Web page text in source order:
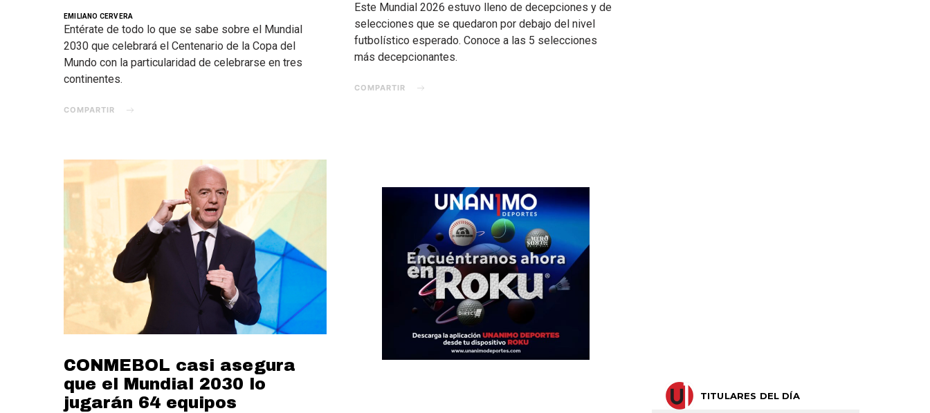
EMILIANO CERVERA
Entérate de todo lo que se sabe sobre el Mundial
2030 que celebrará el Centenario de la Copa del
Mundo con la particularidad de celebrarse en tres
continentes.
COMPARTIR
Este Mundial 2026 estuvo lleno de decepciones y de
selecciones que se quedaron por debajo del nivel
futbolístico esperado. Conoce a las 5 selecciones
más decepcionantes.
COMPARTIR
CONMEBOL casi asegura
que el Mundial 2030 lo
jugarán 64 equipos
TITULARES DEL DÍA